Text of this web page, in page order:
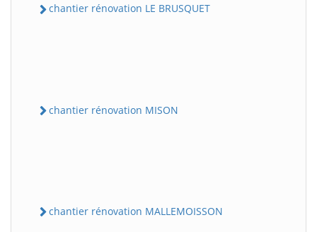
chantier rénovation LE BRUSQUET
chantier rénovation MISON
chantier rénovation MALLEMOISSON